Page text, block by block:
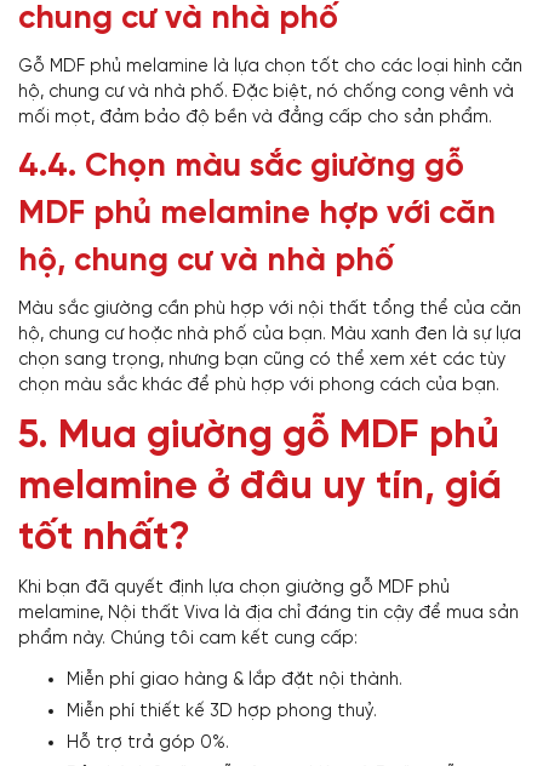
chung cư và nhà phố
Gỗ MDF phủ melamine là lựa chọn tốt cho các loại hình căn
hộ, chung cư và nhà phố. Đặc biệt, nó chống cong vênh và
mối mọt, đảm bảo độ bền và đẳng cấp cho sản phẩm.
4.4. Chọn màu sắc giường gỗ
MDF phủ melamine hợp với căn
hộ, chung cư và nhà phố
Màu sắc giường cần phù hợp với nội thất tổng thể của căn
hộ, chung cư hoặc nhà phố của bạn. Màu xanh đen là sự lựa
chọn sang trọng, nhưng bạn cũng có thể xem xét các tùy
chọn màu sắc khác để phù hợp với phong cách của bạn.
5. Mua giường gỗ MDF phủ
melamine ở đâu uy tín, giá
tốt nhất?
Khi bạn đã quyết định lựa chọn giường gỗ MDF phủ
melamine, Nội thất Viva là địa chỉ đáng tin cậy để mua sản
phẩm này. Chúng tôi cam kết cung cấp:
Miễn phí giao hàng & lắp đặt nội thành.
Miễn phí thiết kế 3D hợp phong thuỷ.
Hỗ trợ trả góp 0%.